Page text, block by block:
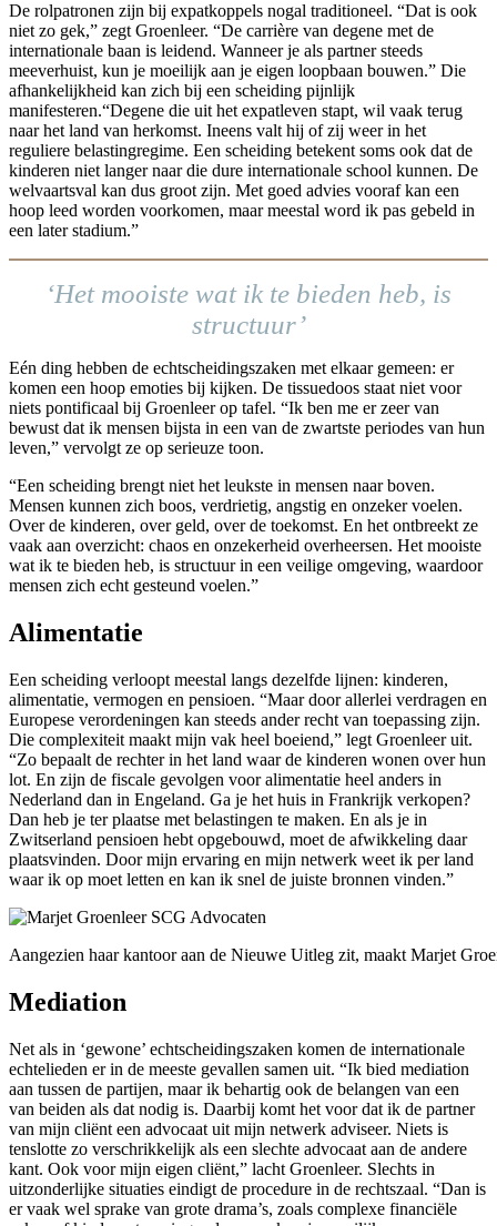
De rolpatronen zijn bij expatkoppels nogal traditioneel. “Dat is ook
niet zo gek,” zegt Groenleer. “De carrière van degene met de
internationale baan is leidend. Wanneer je als partner steeds
meeverhuist, kun je moeilijk aan je eigen loopbaan bouwen.” Die
afhankelijkheid kan zich bij een scheiding pijnlijk
manifesteren.“Degene die uit het expatleven stapt, wil vaak terug
naar het land van herkomst. Ineens valt hij of zij weer in het
reguliere belastingregime. Een scheiding betekent soms ook dat de
kinderen niet langer naar die dure internationale school kunnen. De
welvaartsval kan dus groot zijn. Met goed advies vooraf kan een
hoop leed worden voorkomen, maar meestal word ik pas gebeld in
een later stadium.”
‘Het mooiste wat ik te bieden heb, is
structuur’
Eén ding hebben de echtscheidingszaken met elkaar gemeen: er
komen een hoop emoties bij kijken. De tissuedoos staat niet voor
niets pontificaal bij Groenleer op tafel. “Ik ben me er zeer van
bewust dat ik mensen bijsta in een van de zwartste periodes van hun
leven,” vervolgt ze op serieuze toon.
“Een scheiding brengt niet het leukste in mensen naar boven.
Mensen kunnen zich boos, verdrietig, angstig en onzeker voelen.
Over de kinderen, over geld, over de toekomst. En het ontbreekt ze
vaak aan overzicht: chaos en onzekerheid overheersen. Het mooiste
wat ik te bieden heb, is structuur in een veilige omgeving, waardoor
mensen zich echt gesteund voelen.”
Alimentatie
Een scheiding verloopt meestal langs dezelfde lijnen: kinderen,
alimentatie, vermogen en pensioen. “Maar door allerlei verdragen en
Europese verordeningen kan steeds ander recht van toepassing zijn.
Die complexiteit maakt mijn vak heel boeiend,” legt Groenleer uit.
“Zo bepaalt de rechter in het land waar de kinderen wonen over hun
lot. En zijn de fiscale gevolgen voor alimentatie heel anders in
Nederland dan in Engeland. Ga je het huis in Frankrijk verkopen?
Dan heb je ter plaatse met belastingen te maken. En als je in
Zwitserland pensioen hebt opgebouwd, moet de afwikkeling daar
plaatsvinden. Door mijn ervaring en mijn netwerk weet ik per land
waar ik op moet letten en kan ik snel de juiste bronnen vinden.”
Aangezien haar kantoor aan de Nieuwe Uitleg zit, maakt Marjet
Mediation
Net als in ‘gewone’ echtscheidingszaken komen de internationale
echtelieden er in de meeste gevallen samen uit. “Ik bied mediation
aan tussen de partijen, maar ik behartig ook de belangen van een
van beiden als dat nodig is. Daarbij komt het voor dat ik de partner
van mijn cliënt een advocaat uit mijn netwerk adviseer. Niets is
tenslotte zo verschrikkelijk als een slechte advocaat aan de andere
kant. Ook voor mijn eigen cliënt,” lacht Groenleer. Slechts in
uitzonderlijke situaties eindigt de procedure in de rechtszaal. “Dan is
er vaak wel sprake van grote drama’s, zoals complexe financiële